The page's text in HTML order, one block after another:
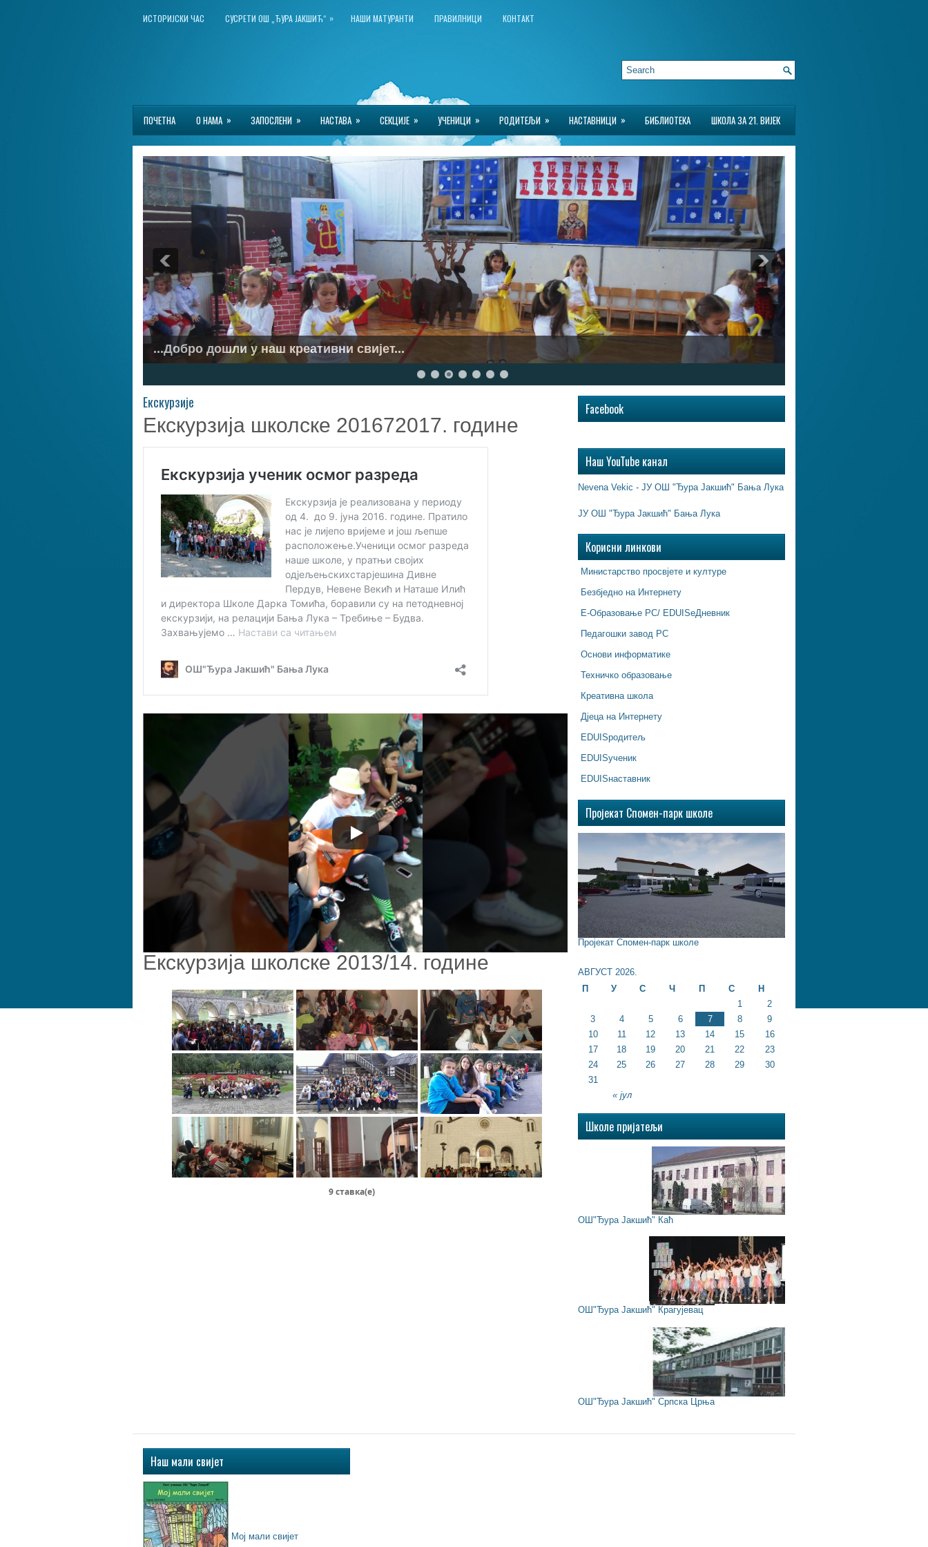
ИСТОРИЈСКИ ЧАС СУСРЕТИ ОШ „ЂУРА ЈАКШИЋ“ » НАШИ МАТУРАНТИ ПРАВИЛНИЦИ КОНТАКТ
ПОЧЕТНА О НАМА » ЗАПОСЛЕНИ » НАСТАВА » СЕКЦИЈЕ » УЧЕНИЦИ » РОДИТЕЉИ » НАСТАВНИЦИ » БИБЛИОТЕКА ШКОЛА ЗА 21. ВИЈЕК
...Ускликнимо с љубављу...
Eкскурзије
Екскурзија школске 201672017. године
Екскурзија школске 2013/14. године
9 ставка(e)
Facebook
Наш YouTube канал
Nevena Vekic - ЈУ ОШ "Ђура Јакшић" Бања Лука
ЈУ ОШ "Ђура Јакшић" Бања Лука
Корисни линкови
Министарство просвјете и културе
Безбједно на Интернету
Е-Образовање РС/ EDUISeДневник
Педагошки завод РС
Основи информатике
Техничко образовање
Креативна школа
Дјеца на Интернету
EDUISродитељ
EDUISученик
EDUISнаставник
Пројекат Спомен-парк школе
Пројекат Спомен-парк школе
АВГУСТ 2026.
П
У С Ч П С Н
« јул
1
2
3
4 5 6 7 8
9
10
11 12 13 14 15
16
17
18 19 20 21 22
23
24
25 26 27 28 29
30
31
Школе пријатељи
ОШ"Ђура Јакшић" Каћ
ОШ"Ђура Јакшић" Крагујевац
ОШ"Ђура Јакшић" Српска Црња
Наш мали свијет
Мој мали свијет